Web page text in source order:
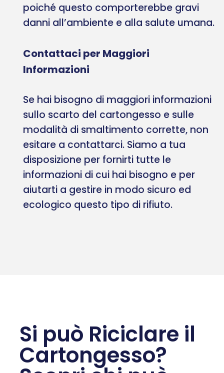
poiché questo comporterebbe gravi
danni all’ambiente e alla salute umana.
Contattaci per Maggiori
Informazioni
Se hai bisogno di maggiori informazioni
sullo scarto del cartongesso e sulle
modalità di smaltimento corrette, non
esitare a contattarci. Siamo a tua
disposizione per fornirti tutte le
informazioni di cui hai bisogno e per
aiutarti a gestire in modo sicuro ed
ecologico questo tipo di rifiuto.
Si può Riciclare il
Cartongesso?